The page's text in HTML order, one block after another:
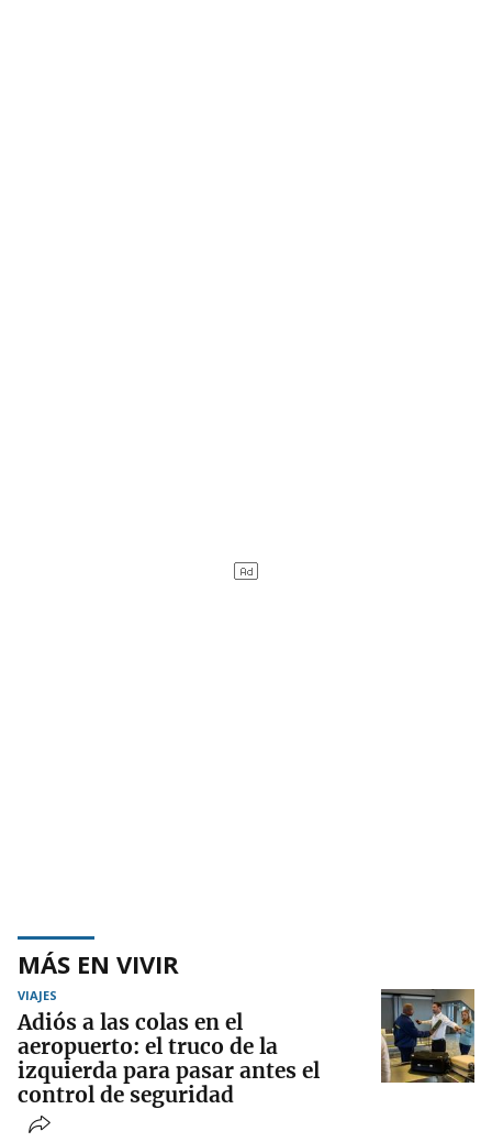
MÁS EN VIVIR
VIAJES
Adiós a las colas en el
aeropuerto: el truco de la
izquierda para pasar antes el
control de seguridad